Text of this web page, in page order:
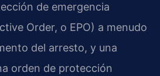
de emergencia
Order, o EPO) a menudo
del arresto, y una
orden de protección